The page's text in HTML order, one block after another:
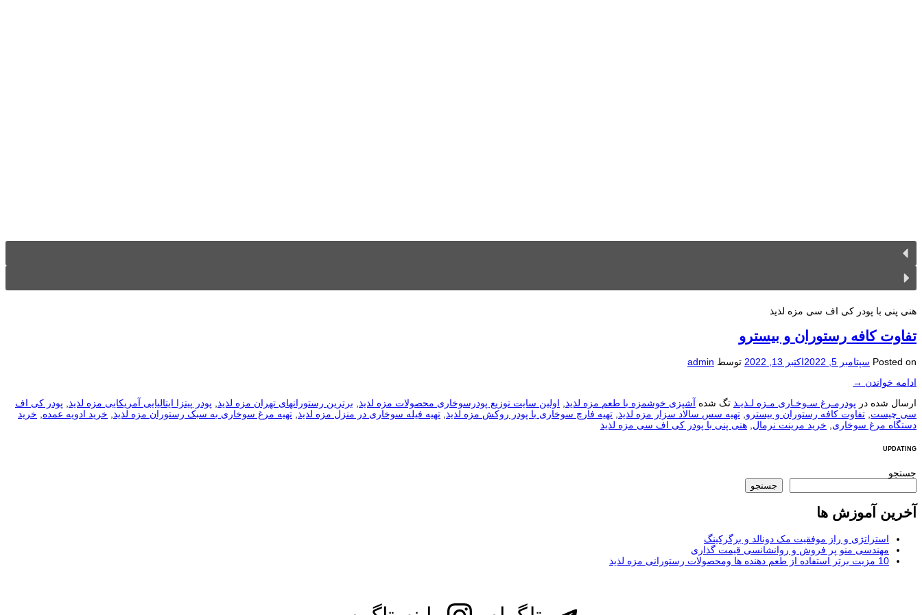
هنی پنی با پودر کی اف سی مزه لذیذ
تفاوت کافه رستوران و بیسترو
Posted on سپتامبر 5, 2022 اکتبر 13, 2022 توسط admin
ادامه خواندن →
ارسال شده در پودرمـرغ سـوخـاری مـزه لـذیـذ تگ شده آشپزی خوشمزه با طعم مزه لذیذ, اولین سایت توزیع پودرسوخاری محصولات مزه لذیذ, برترین رستورانهای تهران مزه لذیذ, پودر پیتزا ایتالیایی آمریکایی مزه لذیذ, پودر کی اف
سی چیست, تفاوت کافه رستوران و بیسترو, تهیه سس سالاد سزار مزه لذیذ, تهیه فارچ سوخاری با پودر روکش مزه لذیذ, تهیه فیله سوخاری در منزل مزه لذیذ, تهیه مرغ سوخاری به سبک رستوران مزه لذیذ, خرید ادویه عمده, خرید
دستگاه مرغ سوخاری, خرید مرینت نرمال, هنی پنی با پودر کی اف سی مزه لذیذ
UPDATING
جستجو
جستجو
آخرین آموزش ها
استراتژی و راز موفقیت مک دونالد و برگرکینگ
مهندسی منو پر فروش و روانشانسی قیمت گذاری
10 مزیت برتر استفاده از طعم دهنده ها ومحصولات رستورانی مزه لذیذ